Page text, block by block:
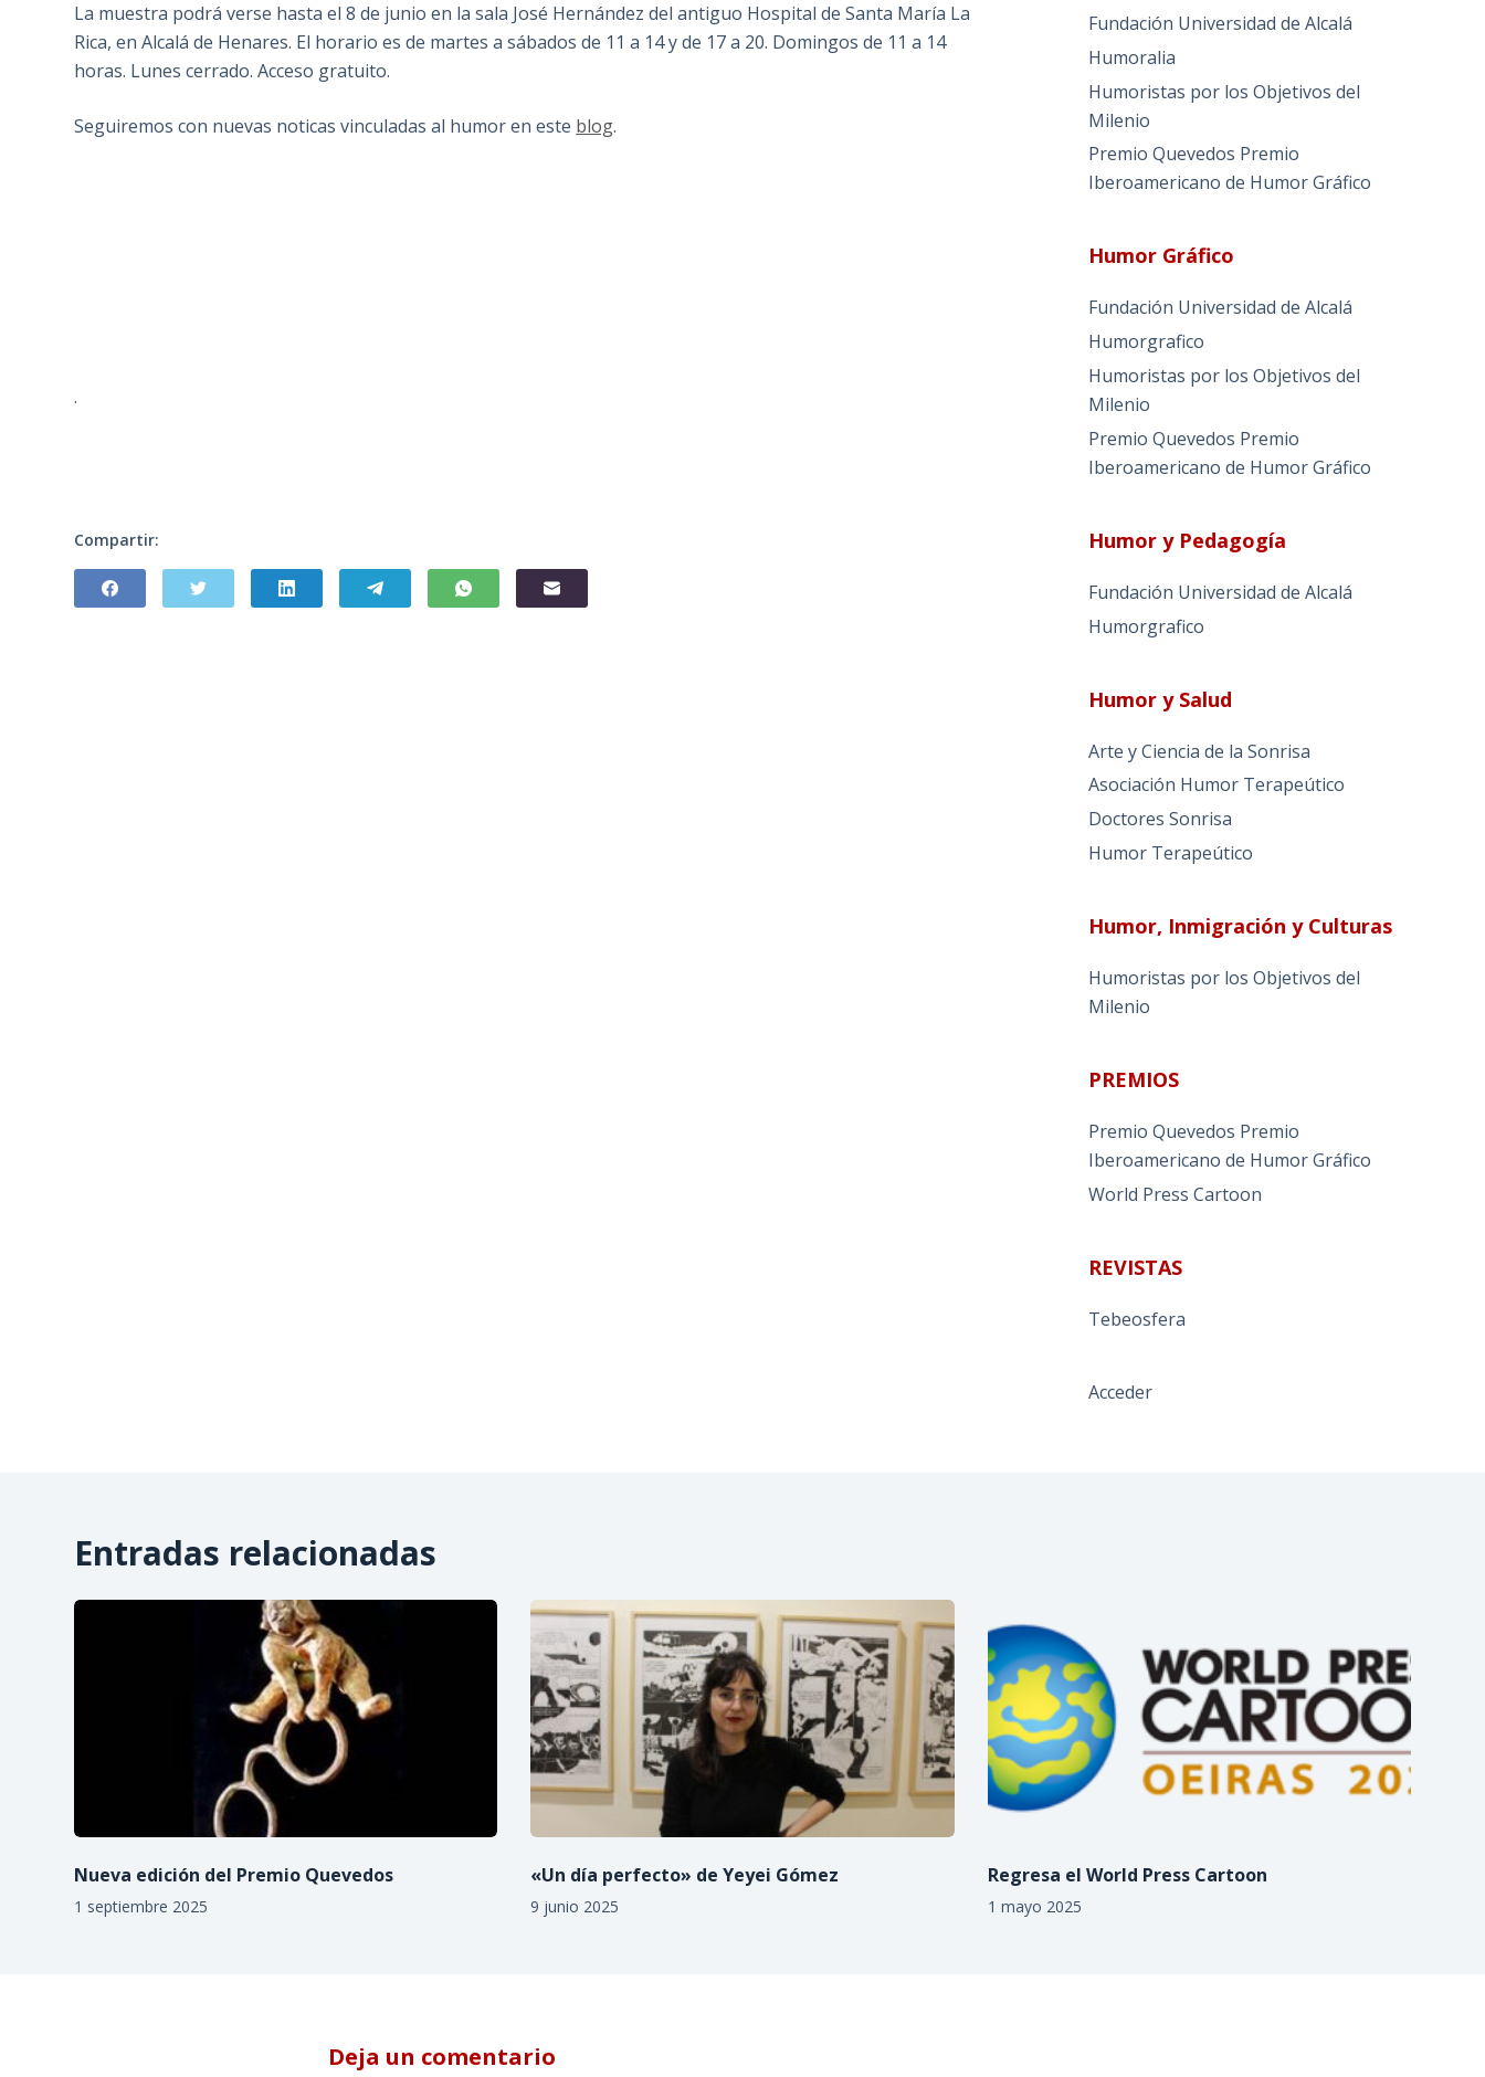
La muestra podrá verse hasta el 8 de junio en la sala José Hernández del antiguo Hospital de Santa María La
Rica, en Alcalá de Henares. El horario es de martes a sábados de 11 a 14 y de 17 a 20. Domingos de 11 a 14
horas. Lunes cerrado. Acceso gratuito.
Seguiremos con nuevas noticas vinculadas al humor en este blog.
·
Compartir:
Fundación Universidad de Alcalá
Humoralia
Humoristas por los Objetivos del
Milenio
Premio Quevedos Premio
Iberoamericano de Humor Gráfico
Humor Gráfico
Fundación Universidad de Alcalá
Humorgrafico
Humoristas por los Objetivos del
Milenio
Premio Quevedos Premio
Iberoamericano de Humor Gráfico
Humor y Pedagogía
Fundación Universidad de Alcalá
Humorgrafico
Humor y Salud
Arte y Ciencia de la Sonrisa
Asociación Humor Terapeútico
Doctores Sonrisa
Humor Terapeútico
Humor, Inmigración y Culturas
Humoristas por los Objetivos del
Milenio
PREMIOS
Premio Quevedos Premio
Iberoamericano de Humor Gráfico
World Press Cartoon
REVISTAS
Tebeosfera
Acceder
Entradas relacionadas
Nueva edición del Premio Quevedos
1 septiembre 2025
«Un día perfecto» de Yeyei Gómez
9 junio 2025
Regresa el World Press Cartoon
1 mayo 2025
Deja un comentario